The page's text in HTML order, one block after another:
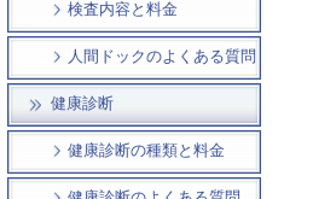
検査内容と料金
人間ドックのよくある質問
健康診断
健康診断の種類と料金